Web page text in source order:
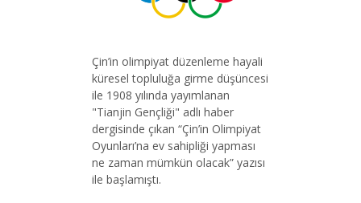
Çin’in olimpiyat düzenleme hayali
küresel topluluğa girme düşüncesi
ile 1908 yılında yayımlanan
"Tianjin Gençliği" adlı haber
dergisinde çıkan “Çin’in Olimpiyat
Oyunları’na ev sahipliği yapması
ne zaman mümkün olacak” yazısı
ile başlamıştı.